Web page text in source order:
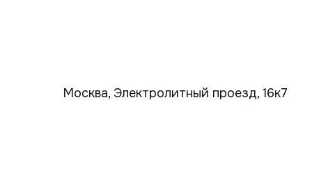
Москва, Электролитный проезд, 16к7